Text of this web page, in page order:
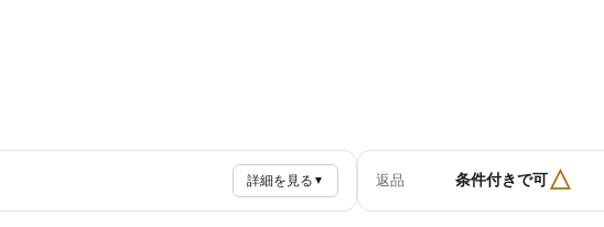
詳細を見る ▼ 返品 条件付きで可△